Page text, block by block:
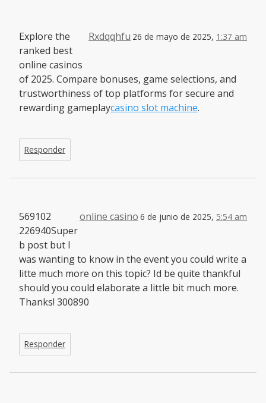
Rxdqqhfu 26 de mayo de 2025, 1:37 am
Explore the
ranked best
online casinos
of 2025. Compare bonuses, game selections, and
trustworthiness of top platforms for secure and
rewarding gameplaycasino slot machine.
Responder
online casino 6 de junio de 2025, 5:54 am
569102
226940Super
b post but I
was wanting to know in the event you could write a
litte much more on this topic? Id be quite thankful
should you could elaborate a little bit much more.
Thanks! 300890
Responder